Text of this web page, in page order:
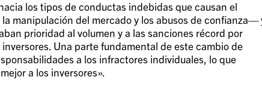
los tipos de conductas indebidas que causan el
manipulación del mercado y los abusos de confianza—
prioridad al volumen y a las sanciones récord por
Una parte fundamental de este cambio de
a los infractores individuales, lo que
a los inversores».